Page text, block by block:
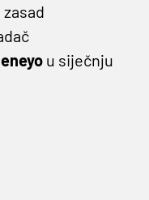
u siječnju